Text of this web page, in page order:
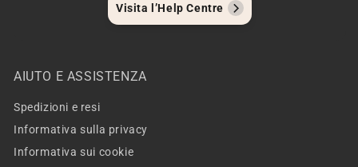
Visita l’Help Centre
AIUTO E ASSISTENZA
Spedizioni e resi
Informativa sulla privacy
Informativa sui cookie